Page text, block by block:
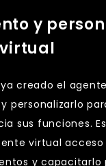
y
creado el
personalizarlo
sus funciones.
virtual
y capacitarlo